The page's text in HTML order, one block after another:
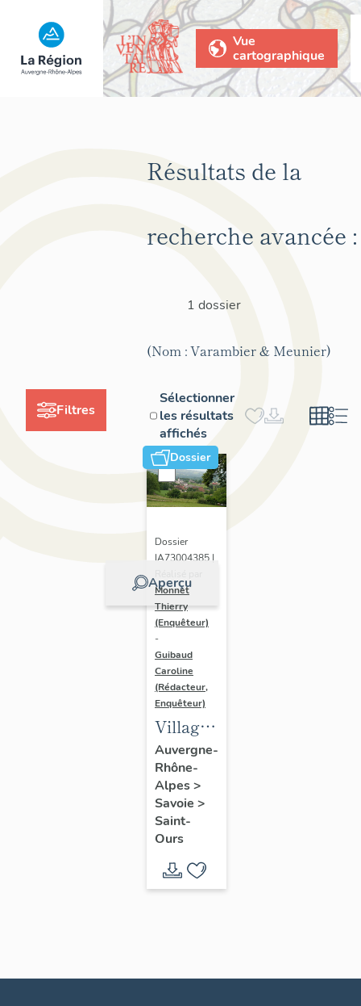
Vue
cartographique
Filtres
Résultats de la
recherche avancée :
1 dossier
(Nom : Varambier & Meunier)
Sélectionner
les résultats
affichés
Dossier
Aperçu
Dossier
IA73004385 |
Monnet
Thierry
(Enquêteur)
-
Guibaud
Caroline
(Rédacteur,
Enquêteur)
Village
de
Saint-
Ours
Auvergne-
Rhône-
Alpes>
Savoie >
Saint-
Ours